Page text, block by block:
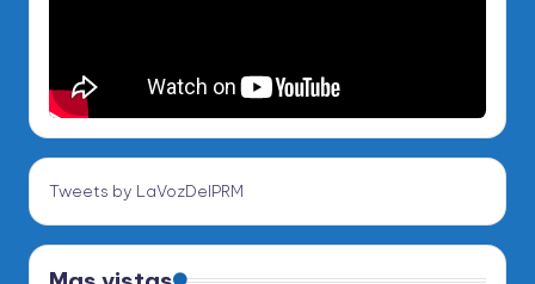
Tweets by LaVozDelPRM